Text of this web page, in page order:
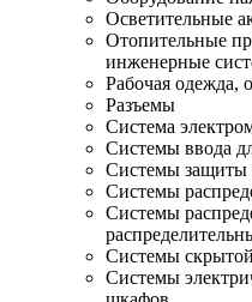
Осветительные
Отопительные
инженерные
Рабочая одежда,
Разъемы
Система
Системы ввода
Системы защиты
Системы
Системы
Системы
Системы